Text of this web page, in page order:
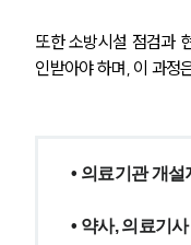
또한 소방시설 점검과
인받아야 하며, 이 과정
• 의료기관 개설
• 약사, 의료기